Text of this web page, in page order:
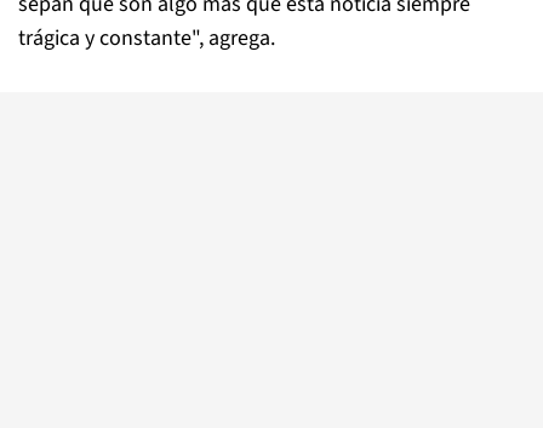
trágica y constante", agrega.